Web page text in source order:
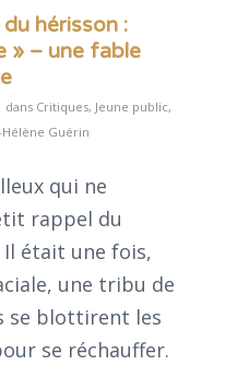
hérisson :
» – une fable
dans Critiques, Jeune public,
Guérin
qui ne
rappel du
Il était une fois,
une tribu de
se blottirent les
se réchauffer.